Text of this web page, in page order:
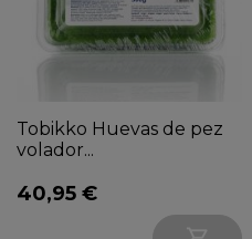
Tobikko Huevas de pez
volador...
40,95 €